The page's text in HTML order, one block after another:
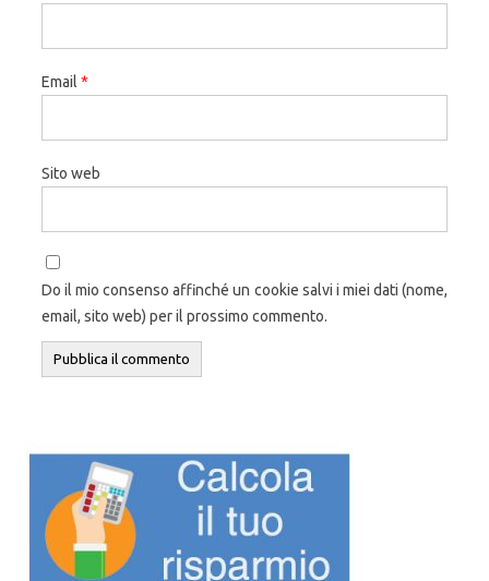
Email *
Sito web
Do il mio consenso affinché un cookie salvi i miei dati (nome,
email, sito web) per il prossimo commento.